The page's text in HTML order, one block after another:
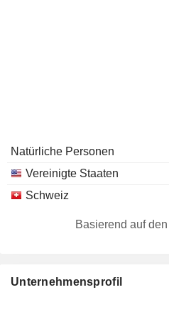
Natürliche Personen
Vereinigte Staaten
Schweiz
Basierend auf
Unternehmensprofil